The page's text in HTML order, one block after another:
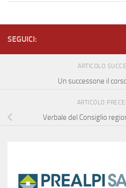
SEGUICI:
ARTICOLO
Un successone il
ARTICOLO
Verbale del Consiglio